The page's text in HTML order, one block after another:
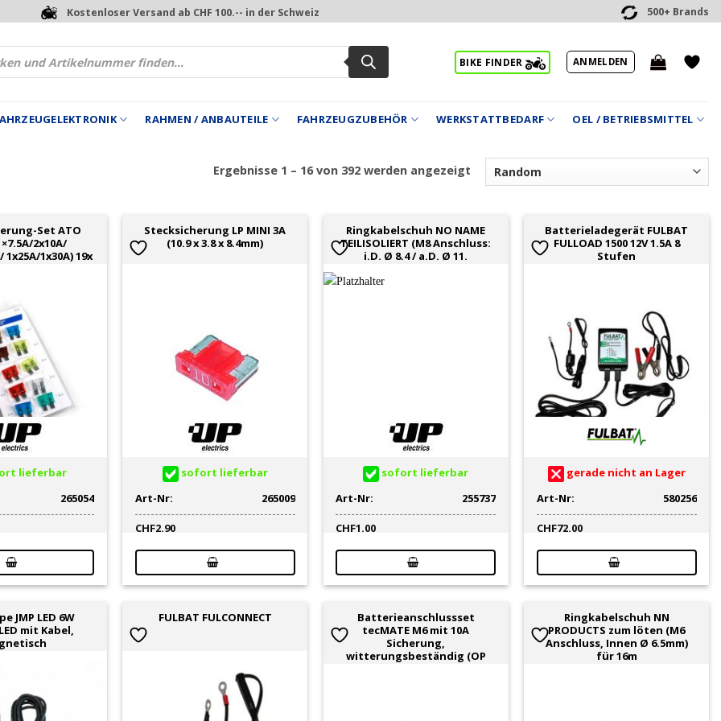
Kostenloser Versand ab CHF 100.-- in der Schweiz 500+ Brands
BIKE FINDER ANMELDEN
RAHMEN / ANBAUTEILE FAHRZEUGZUBEHÖR WERKSTATTBEDARF OEL / BETRIEBSMITTEL
Ergebnisse 1 – 16 von 392 werden angezeigt
Set ATO
2x10A/
1x25A/1x30A) 19x
lieferbar
265054
Stecksicherung LP MINI 3A
(10.9 x 3.8 x 8.4mm)
sofort lieferbar
Art-Nr:
265009
CHF2.90
Ringkabelschuh NO NAME
TEILISOLIERT (M8 Anschluss:
i.D. Ø 8.4 / a.D. Ø 11.
sofort lieferbar
Art-Nr:
255737
CHF1.00
Batterieladegerät FULBAT
FULLOAD 1500 12V 1.5A 8
Stufen
gerade nicht an Lager
Art-Nr:
580256
CHF72.00
JMP LED 6W
mit Kabel,
FULBAT FULCONNECT
Batterieanschlussset
tecMATE M6 mit 10A
Sicherung,
witterungsbeständig (OP
Ringkabelschuh NN
PRODUCTS zum löten (M6
Anschluss, Innen Ø 6.5mm)
für 16m